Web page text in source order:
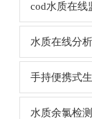
cod水质在线
水质在线分
手持便携式
水质余氯检